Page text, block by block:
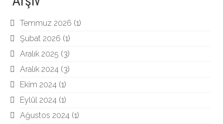
Temmuz 2026 (1)
Şubat 2026 (1)
Aralık 2025 (3)
Aralık 2024 (3)
Ekim 2024 (1)
Eylül 2024 (1)
Ağustos 2024 (1)